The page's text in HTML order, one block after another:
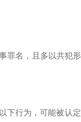
罪名，且多以共犯形
下行为，可能被认定